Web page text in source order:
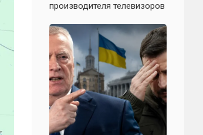
производителя телевизоров